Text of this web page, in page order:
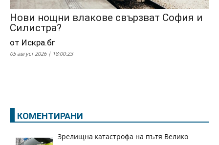
Нови нощни влакове свързват София и
Силистра?
от Искра.бг
05 август 2026 | 18:00:23
КОМЕНТИРАНИ
Зрелищна катастрофа на пътя Велико